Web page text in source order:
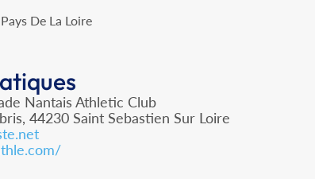
De La Loire
Nantais Athletic Club
44230 Saint Sebastien Sur Loire